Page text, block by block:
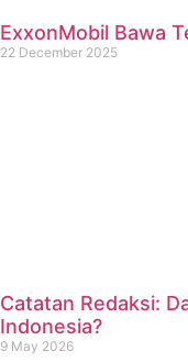
ExxonMobil Bawa
22 December 2025
Catatan Redaksi:
Indonesia?
9 May 2026